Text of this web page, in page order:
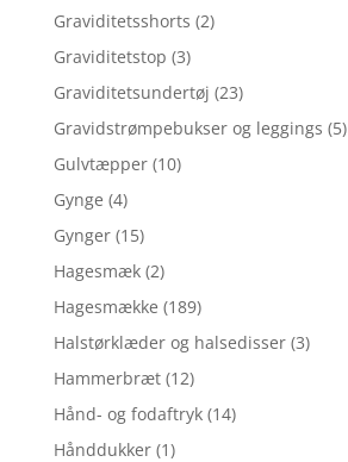
Graviditetsshorts (2)
Graviditetstop (3)
Graviditetsundertøj (23)
Gravidstrømpebukser og leggings (5)
Gulvtæpper (10)
Gynge (4)
Gynger (15)
Hagesmæk (2)
Hagesmække (189)
Halstørklæder og halsedisser (3)
Hammerbræt (12)
Hånd- og fodaftryk (14)
Hånddukker (1)